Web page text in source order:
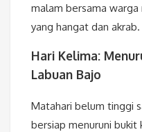
malam bersama
yang hangat dan akrab.
Hari Kelima:
Labuan Bajo
Matahari belum tinggi
bersiap menuruni